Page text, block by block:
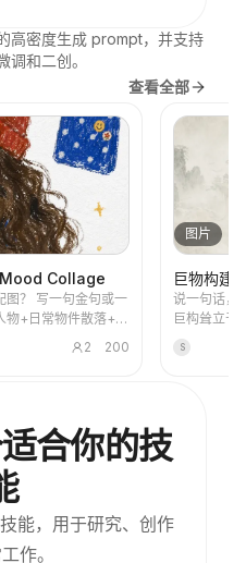
高密度生成 prompt，并支持
和二创。
查看全部
Collage
图？ 写一句金句或一
物+日常物件散落+手
2 200
图片
巨物构建
说一句话，还你一个世
巨构耸立
S
合你的技
能，用于研究、创作
作。